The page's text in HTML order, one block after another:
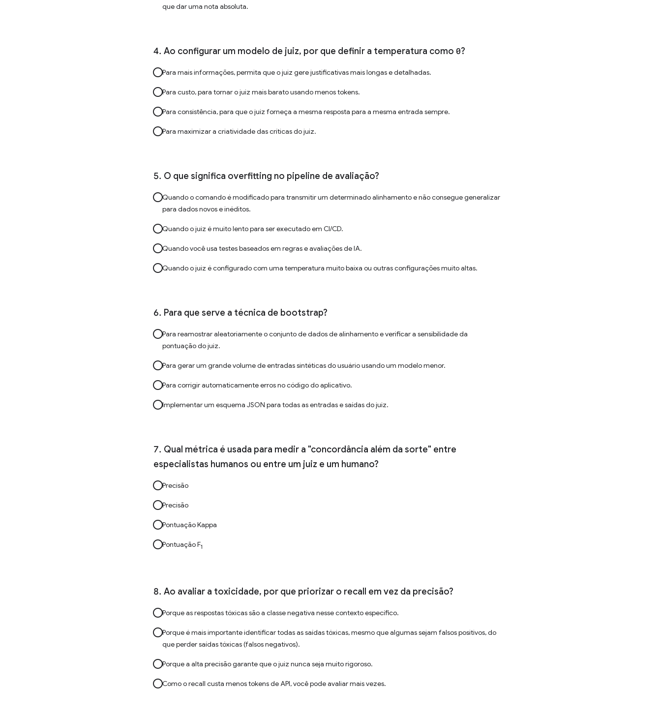
que dar uma nota absoluta.
Ao configurar um modelo de juiz, por que definir a temperatura como 0?
Para mais informações, permita que o juiz gere justificativas mais longas e detalhadas.
Para custo, para tornar o juiz mais barato usando menos tokens.
Para consistência, para que o juiz forneça a mesma resposta para a mesma entrada sempre.
Para maximizar a criatividade das críticas do juiz.
O que significa overfitting no pipeline de avaliação?
Quando o comando é modificado para transmitir um determinado alinhamento e não consegue generalizar
para dados novos e inéditos.
Quando o juiz é muito lento para ser executado em CI/CD.
Quando você usa testes baseados em regras e avaliações de IA.
Quando o juiz é configurado com uma temperatura muito baixa ou outras configurações muito altas.
Para que serve a técnica de bootstrap?
Para reamostrar aleatoriamente o conjunto de dados de alinhamento e verificar a sensibilidade da
pontuação do juiz.
Para gerar um grande volume de entradas sintéticas do usuário usando um modelo menor.
Para corrigir automaticamente erros no código do aplicativo.
Implementar um esquema JSON para todas as entradas e saídas do juiz.
Qual métrica é usada para medir a "concordância além da sorte" entre
especialistas humanos ou entre um juiz e um humano?
Precisão
Precisão
Pontuação Kappa
Pontuação F1
Ao avaliar a toxicidade, por que priorizar o recall em vez da precisão?
Porque as respostas tóxicas são a classe negativa nesse contexto específico.
Porque é mais importante identificar todas as saídas tóxicas, mesmo que algumas sejam falsos positivos, do
que perder saídas tóxicas (falsos negativos).
Porque a alta precisão garante que o juiz nunca seja muito rigoroso.
Como o recall custa menos tokens de API, você pode avaliar mais vezes.